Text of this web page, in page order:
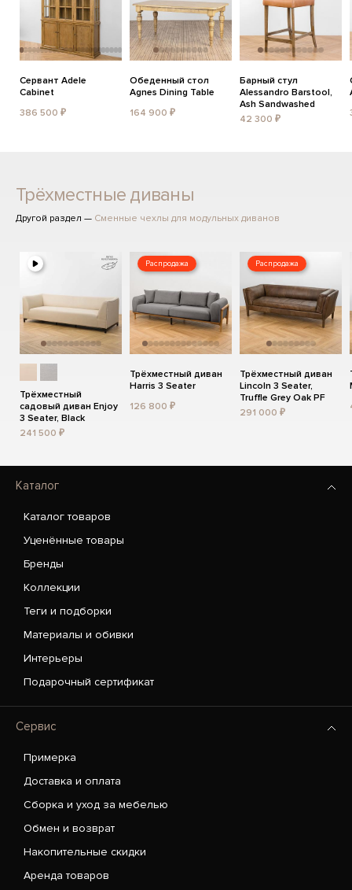
Сервант Adele
Cabinet
386 500 ₽
Обеденный стол
Agnes Dining Table
164 900 ₽
Барный стул
Alessandro Barstool,
Ash Sandwashed
42 300 ₽
Трёхместные диваны
Другой раздел — Сменные чехлы для модульных диванов
Трёхместный
садовый диван Enjoy
3 Seater, Black
241 500 ₽
Распродажа
Трёхместный диван
Harris 3 Seater
126 800 ₽
Распродажа
Трёхместный диван
Lincoln 3 Seater,
Truffle Grey Oak PF
291 000 ₽
Каталог
Каталог товаров
Уценённые товары
Бренды
Коллекции
Теги и подборки
Материалы и обивки
Интерьеры
Подарочный сертификат
Сервис
Примерка
Доставка и оплата
Сборка и уход за мебелью
Обмен и возврат
Накопительные скидки
Аренда товаров